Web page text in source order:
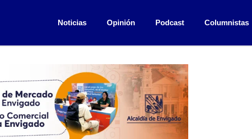
Noticias Opinión Podcast Columnistas